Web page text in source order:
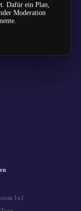
Dafür ein Plan,
Moderation
1x1